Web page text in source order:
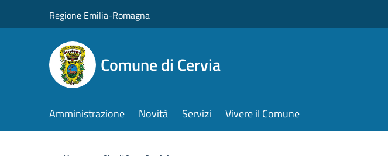
Regione Emilia-Romagna
Comune di Cervia
Amministrazione Novità Servizi Vivere il Comune